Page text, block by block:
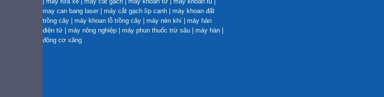
may can bang laser
máy cắt gạch líp cạnh
máy khoan đất
trồng cây
máy khoan lỗ trồng cây máy nén khí
máy hàn
điện tử
máy nông nghiệp máy phun thuốc trừ sâu máy hàn
động cơ xăng